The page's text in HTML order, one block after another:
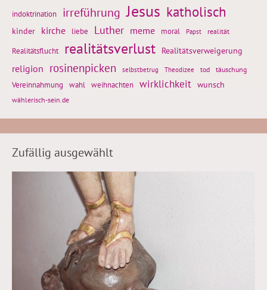
indoktrination irreführung Jesus katholisch
kinder kirche liebe Luther meme moral Papst realität
Realitätsflucht realitätsverlust Realitätsverweigerung
religion rosinenpicken selbstbetrug Theodizee tod täuschung
Vereinnahmung wahl weihnachten wirklichkeit wunsch
wählerisch-sein.de
Zufällig ausgewählt